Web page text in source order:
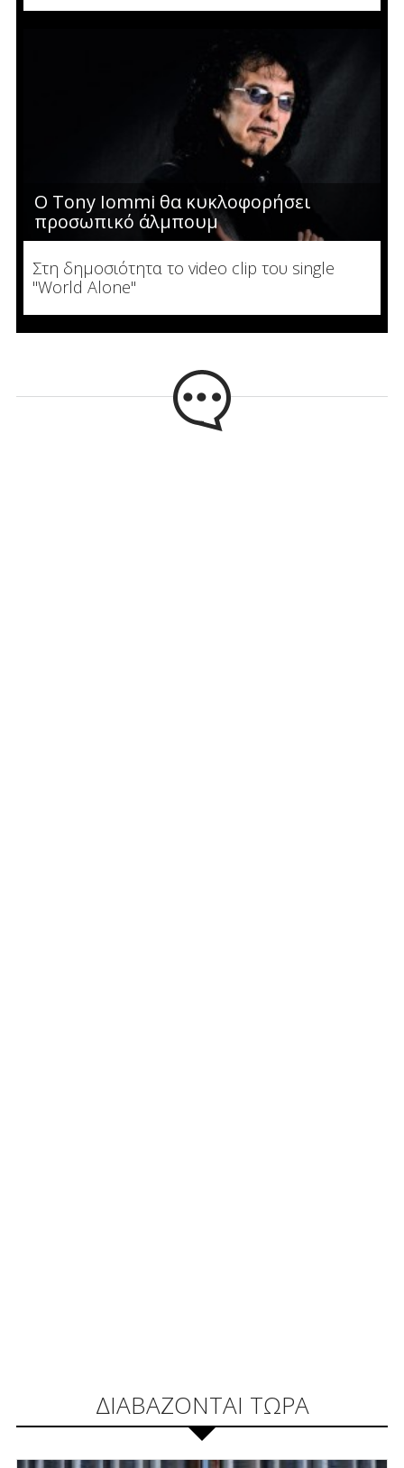
Ο Tony Iommi θα κυκλοφορήσει
προσωπικό άλμπουμ
Στη δημοσιότητα το video clip του single
"World Alone"
ΔΙΑΒΑΖΟΝΤΑΙ ΤΩΡΑ